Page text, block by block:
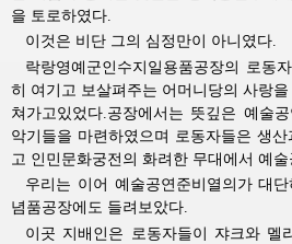
을 토로하였다.
이것은 비단 그의 심정만이 아니였다.
락랑영예군인수지일용품공장의 로동
히 여기고 보살펴주는 어머니당의 사랑
쳐가고있었다.공장에서는 뜻깊은 예술
악기들을 마련하였으며 로동자들은 생
고 인민문화궁전의 화려한 무대에서 예
우리는 이어 예술공연준비열의가 대단
념품공장에도 들려보았다.
이곳 지배인은 로동자들이 쟈크와 멜